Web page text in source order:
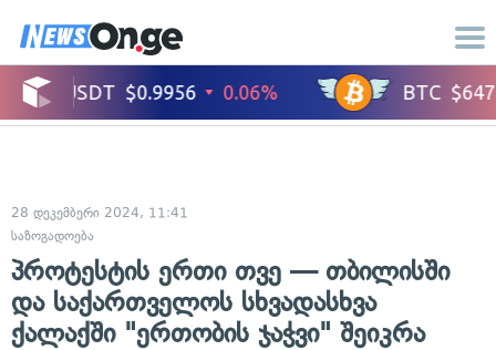
28 დეკემბერი 2024, 11:41
საზოგადოება
პროტესტის ერთი თვე — თბილისში
და საქართველოს სხვადასხვა
ქალაქში "ერთობის ჯაჭვი" შეიკრა